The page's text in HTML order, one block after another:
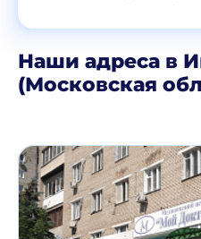
Наши адреса в
(Московская